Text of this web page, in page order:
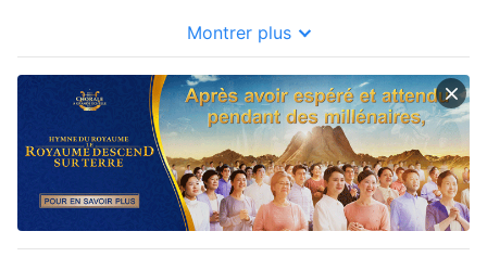
Montrer plus